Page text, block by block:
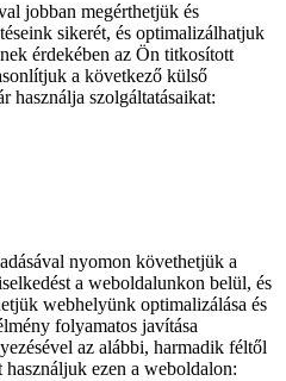
jobban megérthetjük és
sikerét, és optimalizálhatjuk
érdekében az Ön titkosított
a következő külső
használja szolgáltatásaikat:
nyomon követhetjük a
a weboldalunkon belül, és
webhelyünk optimalizálása és
folyamatos javítása
az alábbi, harmadik féltől
használjuk ezen a weboldalon: